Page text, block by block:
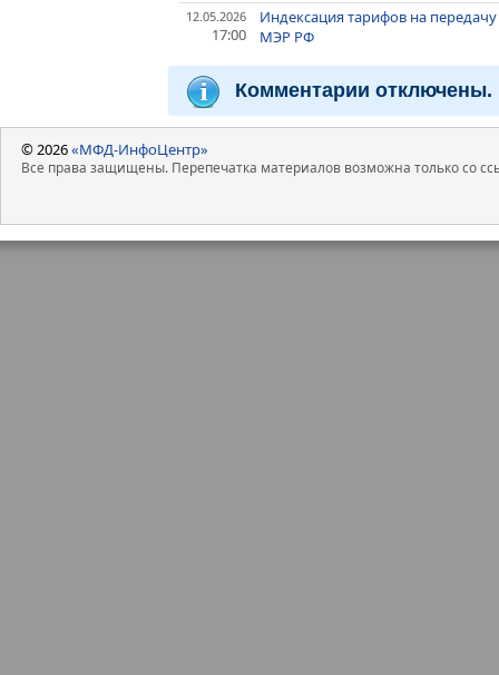
12.05.2026
17:00
Индексация тарифов на передачу
МЭР РФ
Комментарии отключены.
© 2026«МФД-ИнфоЦентр»
Все права защищены. Перепечатка материалов возможна только со